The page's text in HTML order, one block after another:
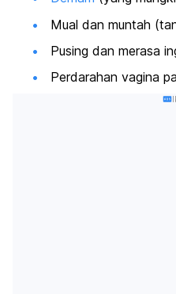
Mual dan muntah
Pusing dan merasa
Perdarahan vagina